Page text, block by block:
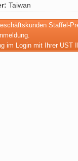
Taiwan
Staffel-
im Login mit Ihrer UST